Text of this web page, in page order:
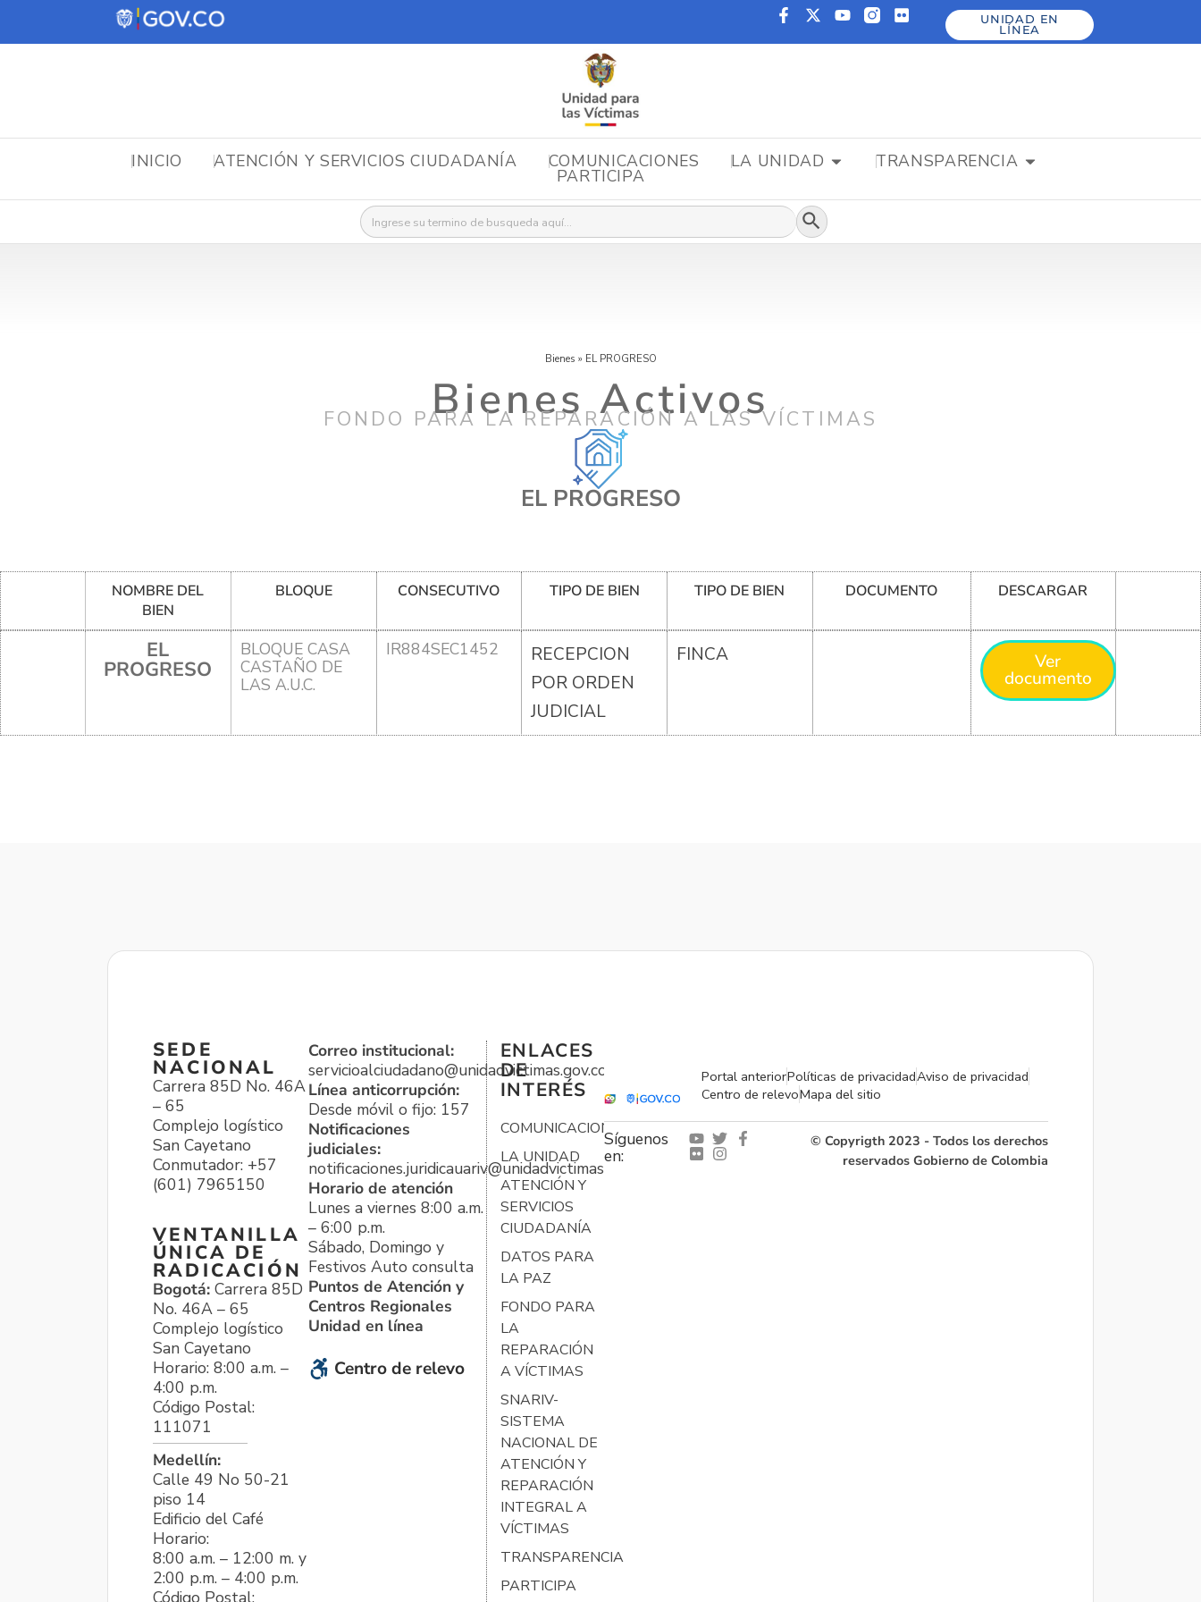
UNIDAD EN
LÍNEA
INICIO ATENCIÓN Y SERVICIOS CIUDADANÍA COMUNICACIONES LA UNIDAD TRANSPARENCIA
PARTICIPA
Buscar: Botón de búsqueda
Bienes » EL PROGRESO
Bienes Activos
FONDO PARA LA REPARACIÓN A LAS VÍCTIMAS
EL PROGRESO
NOMBRE DEL
BIEN
BLOQUE CONSECUTIVO TIPO DE BIEN TIPO DE BIEN DOCUMENTO DESCARGAR
EL
PROGRESO
BLOQUE CASA
CASTAÑO DE
LAS A.U.C.
IR884SEC1452
RECEPCION
POR ORDEN
JUDICIAL
FINCA Ver
documento
SEDE
NACIONAL
Carrera 85D No. 46A
– 65
Complejo logístico
San Cayetano
Conmutador: +57
(601) 7965150
VENTANILLA
ÚNICA DE
RADICACIÓN
Bogotá: Carrera 85D
No. 46A – 65
Complejo logístico
San Cayetano
Horario: 8:00 a.m. –
4:00 p.m.
Código Postal:
111071
Medellín:
Calle 49 No 50-21
piso 14
Edificio del Café
Horario:
8:00 a.m. – 12:00 m. y
2:00 p.m. – 4:00 p.m.
Correo institucional:
servicioalciudadano@unidadvictimas.gov.co
Línea anticorrupción:
Desde móvil o fijo: 157
Notificaciones
judiciales:
notificaciones.juridicauariv@unidadvictimas.gov.co
Horario de atención
Lunes a viernes 8:00 a.m.
– 6:00 p.m.
Sábado, Domingo y
Festivos Auto consulta
Puntos de Atención y
Centros Regionales
Unidad en línea
Centro de relevo
ENLACES
DE
INTERÉS
COMUNICACIONES
LA UNIDAD
ATENCIÓN Y
SERVICIOS
CIUDADANÍA
DATOS PARA
LA PAZ
FONDO PARA
LA
REPARACIÓN
A VÍCTIMAS
SNARIV-
SISTEMA
NACIONAL DE
ATENCIÓN Y
REPARACIÓN
INTEGRAL A
VÍCTIMAS
TRANSPARENCIA
PARTICIPA
Portal anteriorPolíticas de privacidadAviso de privacidad
Centro de relevoMapa del sitio
Síguenos
en:
© Copyrigth 2023 - Todos los derechos
reservados Gobierno de Colombia